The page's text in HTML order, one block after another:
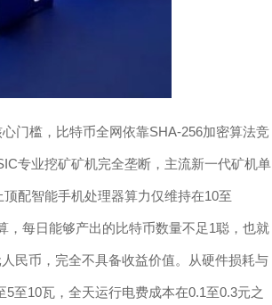
门槛，比特币全网依靠SHA-256加密算法竞
专业挖矿矿机完全垄断，主流新一代矿机单
配智能手机处理器算力仅维持在10至
，每日能够产出的比特币数量不足1聪，也就
民币，完全不具备收益价值。从硬件损耗与
至10瓦，全天运行电费成本在0.1至0.3元之